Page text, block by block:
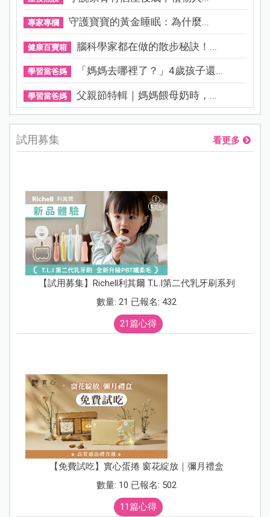
專家專欄 守護寶寶的黃金睡眠：為什麼...
健康百寶箱 腦科學家都在做的散步秘訣！...
學習當爸媽 「媽媽去哪裡了？」4歲孩子還...
學習當爸媽 父親節特輯｜媽媽餵母奶時，...
試用募集 看更多
【試用募集】Richell利其爾 T.L.I第二代乳牙刷系列
數量: 21 已報名: 432
21篇心得
【免費試吃】實心蛋捲 窗花綻放｜彌月禮盒
數量: 10 已報名: 502
11篇心得